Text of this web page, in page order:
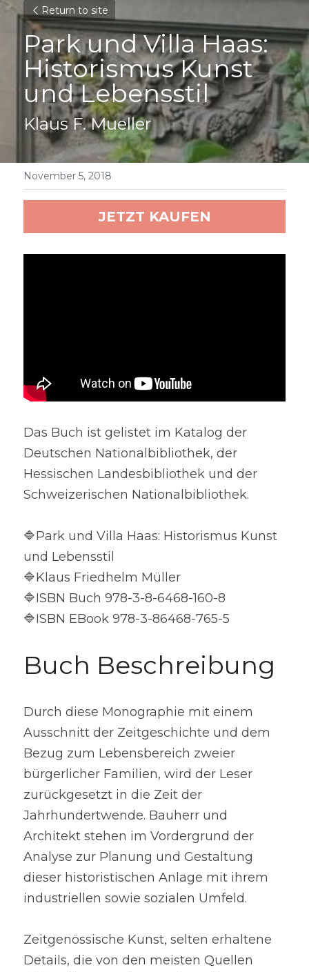
Return to site
Park und Villa Haas:
Historismus Kunst
und Lebensstil
Klaus F. Mueller
November 5, 2018
JETZT KAUFEN
Das Buch ist gelistet im Katalog der
Deutschen Nationalbibliothek, der
Hessischen Landesbibliothek und der
Schweizerischen Nationalbibliothek.
🔷Park und Villa Haas: Historismus Kunst
und Lebensstil
🔷Klaus Friedhelm Müller
🔷ISBN Buch 978-3-8-6468-160-8
🔷ISBN EBook 978-3-86468-765-5
Buch Beschreibung
Durch diese Monographie mit einem
Ausschnitt der Zeitgeschichte und dem
Bezug zum Lebensbereich zweier
bürgerlicher Familien, wird der Leser
zurückgesetzt in die Zeit der
Jahrhundertwende. Bauherr und
Architekt stehen im Vordergrund der
Analyse zur Planung und Gestaltung
dieser historistischen Anlage mit ihrem
industriellen sowie sozialen Umfeld.
Zeitgenössische Kunst, selten erhaltene
Details, die von den meisten Quellen